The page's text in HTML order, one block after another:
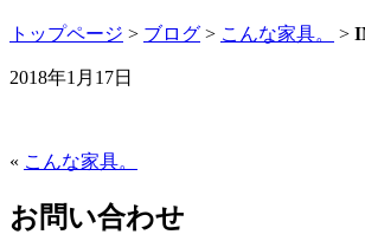
トップページ > ブログ > こんな家具。 >
2018年1月17日
« こんな家具。
お問い合わせ